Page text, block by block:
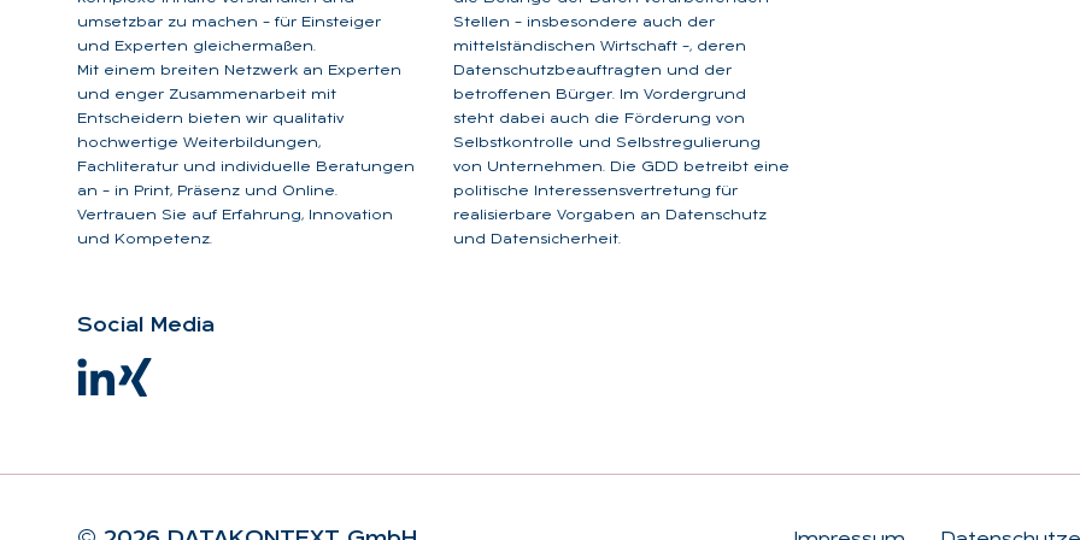
umsetzbar zu machen – für Einsteiger
und Experten gleichermaßen.
Mit einem breiten Netzwerk an Experten
und enger Zusammenarbeit mit
Entscheidern bieten wir qualitativ
hochwertige Weiterbildungen,
Fachliteratur und individuelle Beratungen
an – in Print, Präsenz und Online.
Vertrauen Sie auf Erfahrung, Innovation
und Kompetenz.
Stellen – insbesondere auch der
mittelständischen Wirtschaft –, deren
Datenschutzbeauftragten und der
betroffenen Bürger. Im Vordergrund
steht dabei auch die Förderung von
Selbstkontrolle und Selbstregulierung
von Unternehmen. Die GDD betreibt eine
politische Interessensvertretung für
realisierbare Vorgaben an Datenschutz
und Datensicherheit.
So­ci­al Me­dia